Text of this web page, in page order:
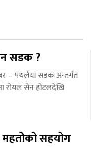
सडक ?
– पथलैया सडक अन्तर्गत
रोयल सेन होटलदेखि
महतोेको सहयोग